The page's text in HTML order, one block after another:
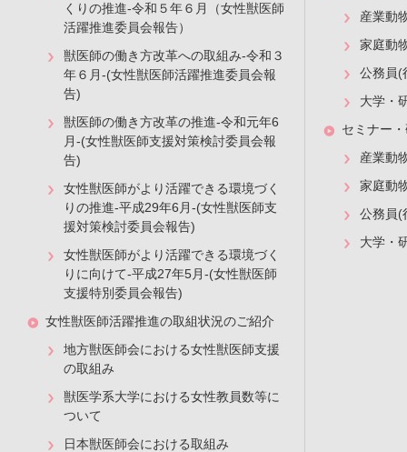
くりの推進-令和５年６月（女性獣医師
活躍推進委員会報告）
獣医師の働き方改革への取組み-令和３
年６月-(女性獣医師活躍推進委員会報
告)
獣医師の働き方改革の推進-令和元年6
月-(女性獣医師支援対策検討委員会報
告)
女性獣医師がより活躍できる環境づく
りの推進-平成29年6月-(女性獣医師支
援対策検討委員会報告)
女性獣医師がより活躍できる環境づく
りに向けて-平成27年5月-(女性獣医師
支援特別委員会報告)
女性獣医師活躍推進の取組状況のご紹介
地方獣医師会における女性獣医師支援
の取組み
獣医学系大学における女性教員数等に
ついて
日本獣医師会における取組み
産業動
家庭動
公務員(
大学・
セミナー
産業動
家庭動
公務員(
大学・